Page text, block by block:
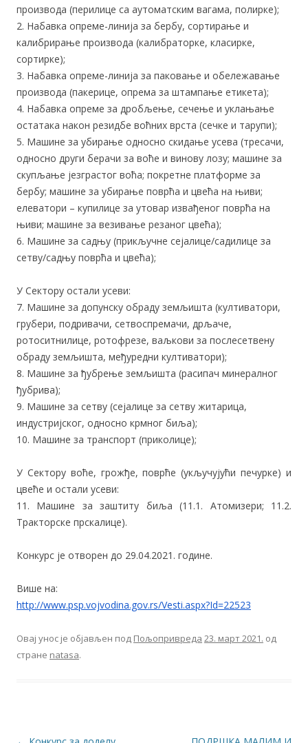
производа (перилице са аутоматским вагама, полирке);
2. Набавка опреме-линија за бербу, сортирање и
калибрирање производа (калибраторке, класирке,
сортирке);
3. Набавка опреме-линија за паковање и обележавање
производа (пакерице, опрема за штампање етикета);
4. Набавка опреме за дробљење, сечење и уклањање
остатака након резидбе воћних врста (сечке и тарупи);
5. Машине за убирање односно скидање усева (тресачи,
односно други берачи за воће и винову лозу; машине за
скупљање језграстог воћа; покретне платформе за
бербу; машине за убирање поврћа и цвећа на њиви;
елеватори – купилице за утовар извађеног поврћа на
њиви; машине за везивање резаног цвећа);
6. Машине за садњу (прикључне сејалице/садилице за
сетву/садњу поврћа и цвећа);
У Сектору остали усеви:
7. Машине за допунску обраду земљишта (култиватори,
грубери, подривачи, сетвоспремачи, дрљаче,
ротоситнилице, ротофрезе, ваљкови за послесетвену
обраду земљишта, међуредни култиватори);
8. Машине за ђубрење земљишта (расипач минералног
ђубрива);
9. Машине за сетву (сејалице за сетву житарица,
индустријског, односно крмног биља);
10. Машине за транспорт (приколице);
У Сектору воће, грожђе, поврће (укључујући печурке) и
цвеће и остали усеви:
11. Машине за заштиту биља (11.1. Атомизери; 11.2.
Тракторске прскалице).
Конкурс је отворен до 29.04.2021. године.
Више на:
http://www.psp.vojvodina.gov.rs/Vesti.aspx?Id=22523
Овај унос је објављен под Пољопривреда 23. март 2021. од
стране natasa.